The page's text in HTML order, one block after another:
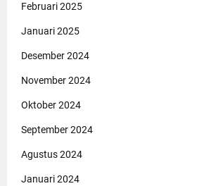
Februari 2025
Januari 2025
Desember 2024
November 2024
Oktober 2024
September 2024
Agustus 2024
Januari 2024